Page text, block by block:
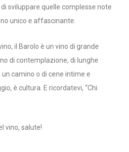
sviluppare quelle complesse note
unico e affascinante.
il Barolo è un vino di grande
di contemplazione, di lunghe
camino o di cene intime e
è cultura. E ricordatevi, “Chi
vino, salute!